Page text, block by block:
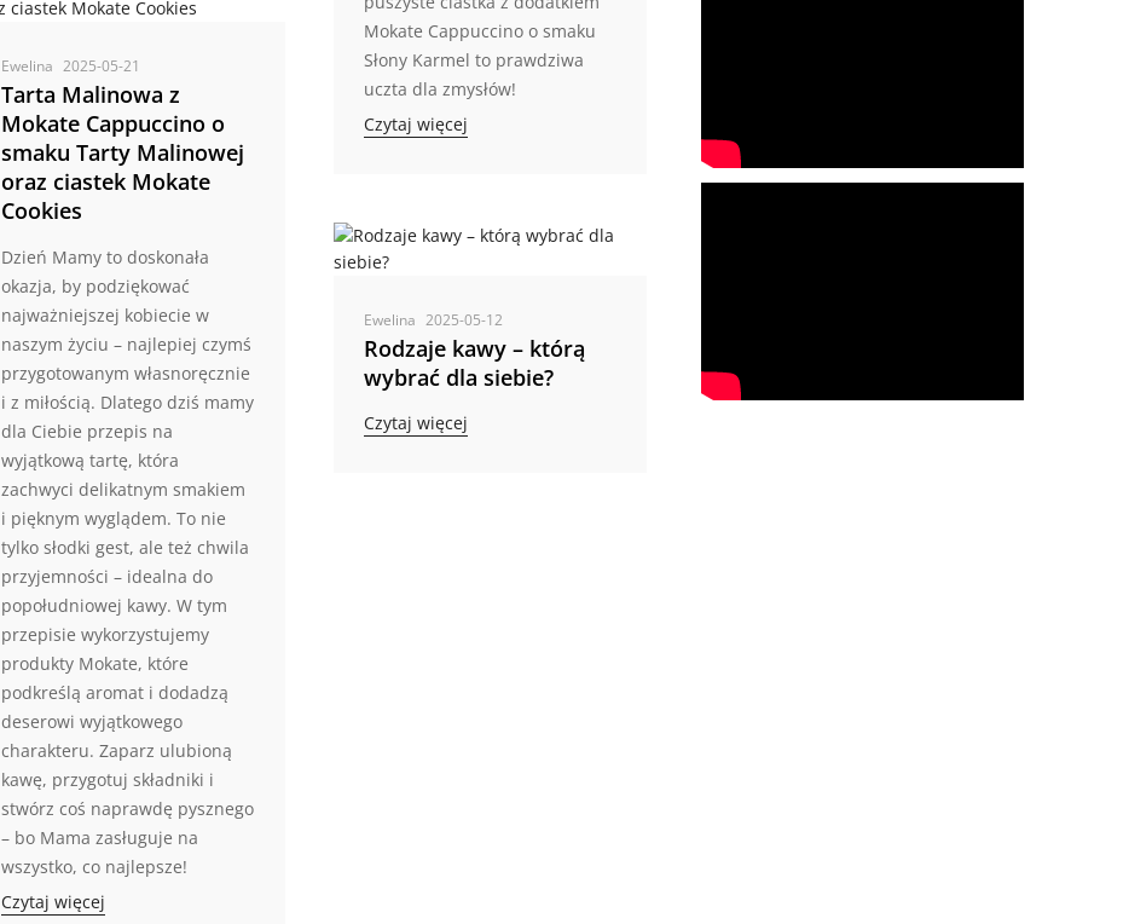
Mokate Cappuccino o smaku
Słony Karmel to prawdziwa
uczta dla zmysłów!
Czytaj więcej
Ewelina 2025-05-21
Tarta Malinowa z
Mokate Cappuccino o
smaku Tarty Malinowej
oraz ciastek Mokate
Cookies
Dzień Mamy to doskonała
okazja, by podziękować
najważniejszej kobiecie w
naszym życiu – najlepiej czymś
przygotowanym własnoręcznie
i z miłością. Dlatego dziś mamy
dla Ciebie przepis na
wyjątkową tartę, która
zachwyci delikatnym smakiem
i pięknym wyglądem. To nie
tylko słodki gest, ale też chwila
przyjemności – idealna do
popołudniowej kawy. W tym
przepisie wykorzystujemy
produkty Mokate, które
podkreślą aromat i dodadzą
deserowi wyjątkowego
charakteru. Zaparz ulubioną
kawę, przygotuj składniki i
stwórz coś naprawdę pysznego
– bo Mama zasługuje na
wszystko, co najlepsze!
Czytaj więcej
Ewelina 2025-05-12
Rodzaje kawy – którą
wybrać dla siebie?
Czytaj więcej